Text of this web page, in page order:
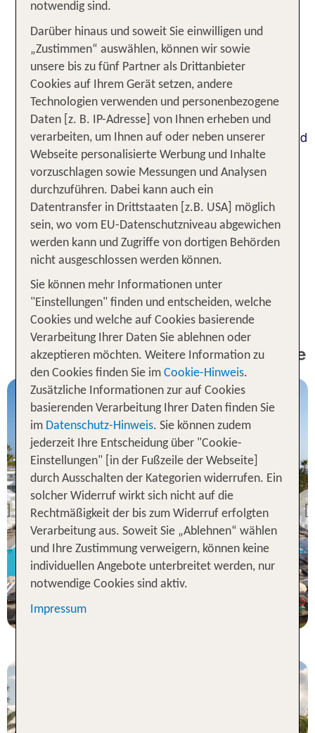
Mit TUI einen unvergesslichen
Urlaub an der Costa Teguise auf
Lanzarote buchen
AufLanzarote Urlauban der Costa Teguise
machen: Das begeistertFamilienmit Kindern,
PaareundSenioren, aber auchAktivurlauber
und
Ruhesuchendegleichermaßen. Der mondäne
Küstenabschnitt auf der beliebtenKanareninsel
garantiert Dir grenzenlose Vielfalt und zeigt Dir
Spanien von einer völlig neuen Seite. Erfahre im
Folgenden, was Dich bei DeinemSpanien-Urlaub
auf Lanzarote alles erwartet, wo Du an der Costa
Teguise denschönsten Strandund das optimale
Hotel findest und was typisch für das Reiseziel
Costa Teguise ist.
1 Woche Costa Teguise Urlaub
inkl. Flug - Unsere TOP Angebote
Previous
Costa Teguise
Riu Paraiso Lanzarote
89 % Weiterempfehlung
7 Nächte, AI, DZ
1057 €
notwendig sind.
Darüber hinaus und soweit Sie einwilligen und
„Zustimmen“ auswählen, können wir sowie
unsere bis zu fünf Partner als Drittanbieter
Cookies auf Ihrem Gerät setzen, andere
Technologien verwenden und personenbezogene
Daten [z. B. IP-Adresse] von Ihnen erheben und
verarbeiten, um Ihnen auf oder neben unserer
Webseite personalisierte Werbung und Inhalte
vorzuschlagen sowie Messungen und Analysen
durchzuführen. Dabei kann auch ein
Datentransfer in Drittstaaten [z.B. USA] möglich
sein, wo vom EU-Datenschutzniveau abgewichen
werden kann und Zugriffe von dortigen Behörden
nicht ausgeschlossen werden können.
Sie können mehr Informationen unter
"Einstellungen" finden und entscheiden, welche
Cookies und welche auf Cookies basierende
Verarbeitung Ihrer Daten Sie ablehnen oder
akzeptieren möchten. Weitere Information zu
den Cookies finden Sie im Cookie-Hinweis.
Zusätzliche Informationen zur auf Cookies
basierenden Verarbeitung Ihrer Daten finden Sie
im Datenschutz-Hinweis. Sie können zudem
jederzeit Ihre Entscheidung über "Cookie-
Einstellungen" [in der Fußzeile der Webseite]
durch Ausschalten der Kategorien widerrufen. Ein
solcher Widerruf wirkt sich nicht auf die
Rechtmäßigkeit der bis zum Widerruf erfolgten
Verarbeitung aus. Soweit Sie „Ablehnen“ wählen
und Ihre Zustimmung verweigern, können keine
individuellen Angebote unterbreitet werden, nur
notwendige Cookies sind aktiv.
Impressum